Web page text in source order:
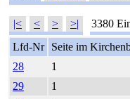
|< < > >| 3380
Lfd-Nr
Seite im
28
1
29
1